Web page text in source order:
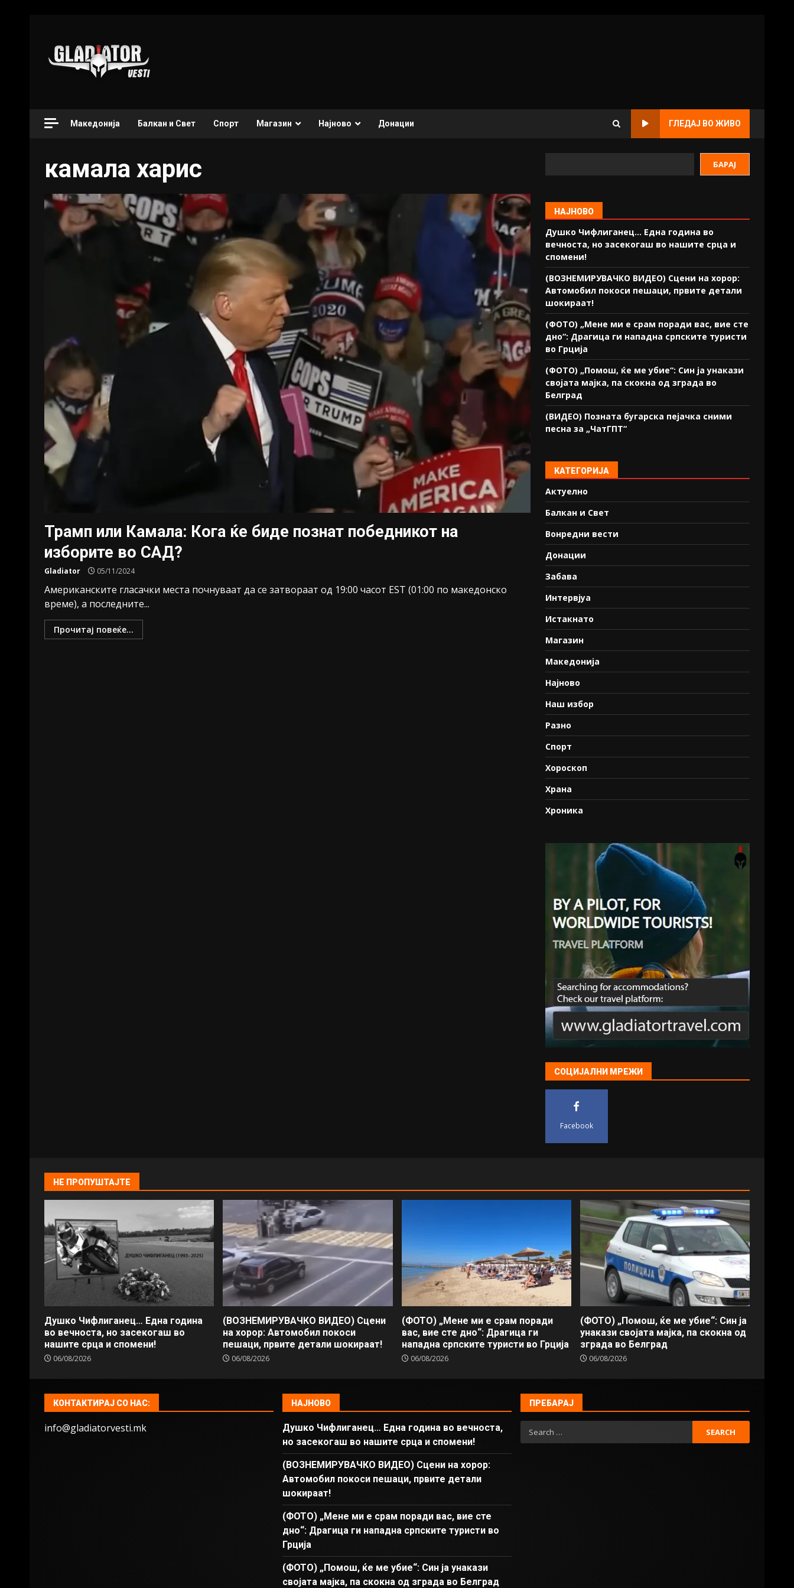
Македонија Балкан и Свет Спорт Магазин Најново Донации ГЛЕДАЈ ВО ЖИВО
камала харис
Трамп или Камала: Кога ќе биде познат победникот на
изборите во САД?
Gladiator 05/11/2024
Американските гласачки места почнуваат да се затвораат од 19:00 часот EST (01:00 по македонско
време), а последните...
Прочитај повеќе...
БАРАЈ
НАЈНОВО
Душко Чифлиганец… Eдна година во
вечноста, но засекогаш во нашите срца и
спомени!
(ВОЗНЕМИРУВАЧКО ВИДЕО) Сцени на хорор:
Автомобил покоси пешаци, првите детали
шокираат!
(ФОТО) „Мене ми е срам поради вас, вие сте
дно“: Драгица ги нападна српските туристи
во Грција
(ФОТО) „Помош, ќе ме убие“: Син ја унакази
својата мајка, па скокна од зграда во
Белград
(ВИДЕО) Позната бугарска пејачка сними
песна за „ЧатГПТ“
КАТЕГОРИЈА
Актуелно
Балкан и Свет
Вонредни вести
Донации
Забава
Интервјуа
Истакнато
Магазин
Македонија
Најново
Наш избор
Разно
Спорт
Хороскоп
Храна
Хроника
СОЦИЈАЛНИ МРЕЖИ
Facebook
НЕ ПРОПУШТАЈТЕ
Душко Чифлиганец… Eдна година
во вечноста, но засекогаш во
нашите срца и спомени!
06/08/2026
(ВОЗНЕМИРУВАЧКО ВИДЕО) Сцени
на хорор: Автомобил покоси
пешаци, првите детали шокираат!
06/08/2026
(ФОТО) „Мене ми е срам поради
вас, вие сте дно“: Драгица ги
нападна српските туристи во Грција
06/08/2026
(ФОТО) „Помош, ќе ме убие“: Син ја
унакази својата мајка, па скокна од
зграда во Белград
06/08/2026
КОНТАКТИРАЈ СО НАС:
info@gladiatorvesti.mk
НАЈНОВО
Душко Чифлиганец… Eдна година во вечноста,
но засекогаш во нашите срца и спомени!
(ВОЗНЕМИРУВАЧКО ВИДЕО) Сцени на хорор:
Автомобил покоси пешаци, првите детали
шокираат!
(ФОТО) „Мене ми е срам поради вас, вие сте
дно“: Драгица ги нападна српските туристи во
Грција
(ФОТО) „Помош, ќе ме убие“: Син ја унакази
својата мајка, па скокна од зграда во Белград
ПРЕБАРАЈ